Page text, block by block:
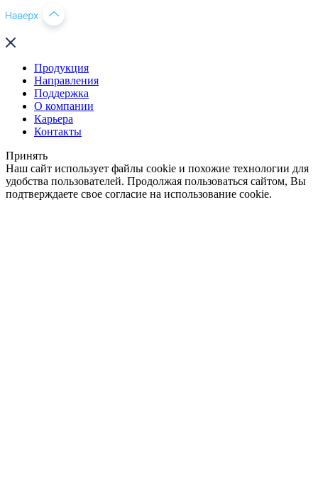
Продукция
Направления
Поддержка
О компании
Карьера
Контакты
Принять
Наш сайт использует файлы cookie и похожие технологии для
удобства пользователей. Продолжая пользоваться сайтом, Вы
подтверждаете свое согласие на использование cookie.